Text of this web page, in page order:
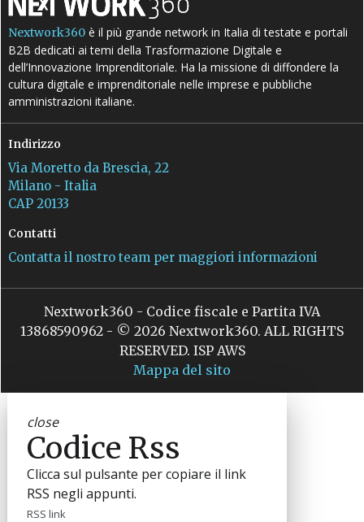
Nextwork360 è il più grande network in Italia di testate e portali
B2B dedicati ai temi della Trasformazione Digitale e
dell’Innovazione Imprenditoriale. Ha la missione di diffondere la
cultura digitale e imprenditoriale nelle imprese e pubbliche
amministrazioni italiane.
Indirizzo
Via Moretto da Brescia, 22
Milano - Italia
CAP 20133
Contatti
Contatta il nostro team per maggiori informazioni
Nextwork360 - Codice fiscale e Partita IVA
13868590962 - © 2026 Nextwork360. ALL RIGHTS
RESERVED. ISP AWS
Mappa del sito
close
Codice Rss
Clicca sul pulsante per copiare il link
RSS negli appunti.
RSS link